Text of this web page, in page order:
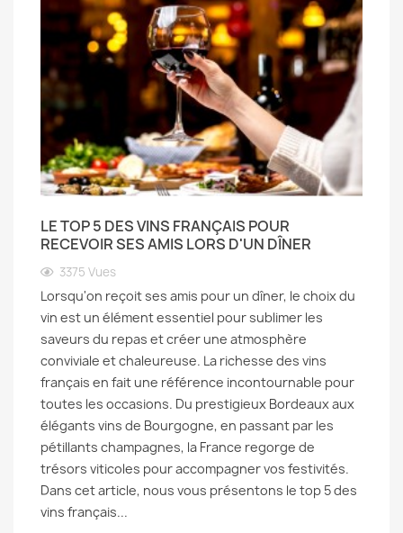
LE TOP 5 DES VINS FRANÇAIS POUR
RECEVOIR SES AMIS LORS D'UN DÎNER
3375 Vues
Lorsqu'on reçoit ses amis pour un dîner, le choix du
vin est un élément essentiel pour sublimer les
saveurs du repas et créer une atmosphère
conviviale et chaleureuse. La richesse des vins
français en fait une référence incontournable pour
toutes les occasions. Du prestigieux Bordeaux aux
élégants vins de Bourgogne, en passant par les
pétillants champagnes, la France regorge de
trésors viticoles pour accompagner vos festivités.
Dans cet article, nous vous présentons le top 5 des
vins français...